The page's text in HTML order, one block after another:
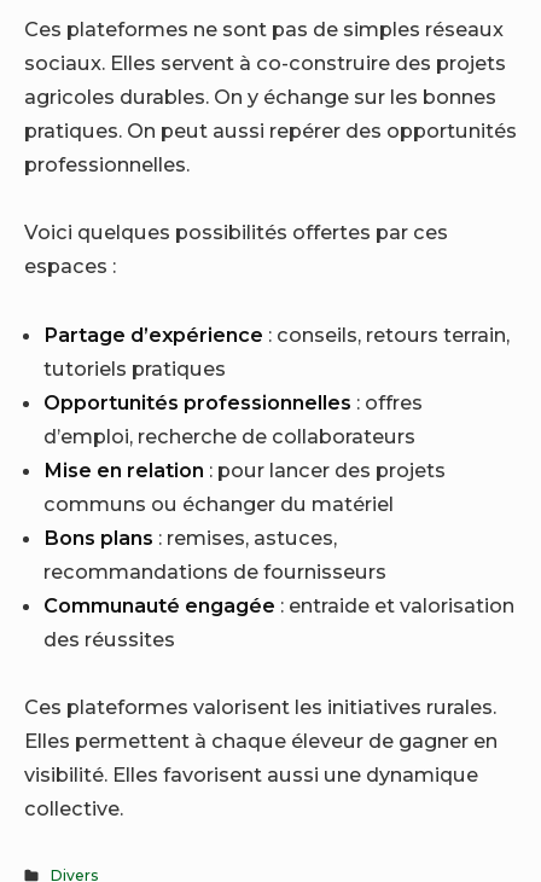
Ces plateformes ne sont pas de simples réseaux
sociaux. Elles servent à co-construire des projets
agricoles durables. On y échange sur les bonnes
pratiques. On peut aussi repérer des opportunités
professionnelles.
Voici quelques possibilités offertes par ces
espaces :
Partage d’expérience : conseils, retours terrain,
tutoriels pratiques
Opportunités professionnelles : offres
d’emploi, recherche de collaborateurs
Mise en relation : pour lancer des projets
communs ou échanger du matériel
Bons plans : remises, astuces,
recommandations de fournisseurs
Communauté engagée : entraide et valorisation
des réussites
Ces plateformes valorisent les initiatives rurales.
Elles permettent à chaque éleveur de gagner en
visibilité. Elles favorisent aussi une dynamique
collective.
Divers